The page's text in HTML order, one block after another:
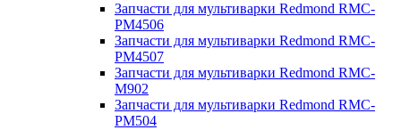
Запчасти для мультиварки Redmond RMC-
PM4506
Запчасти для мультиварки Redmond RMC-
PM4507
Запчасти для мультиварки Redmond RMC-
M902
Запчасти для мультиварки Redmond RMC-
PM504